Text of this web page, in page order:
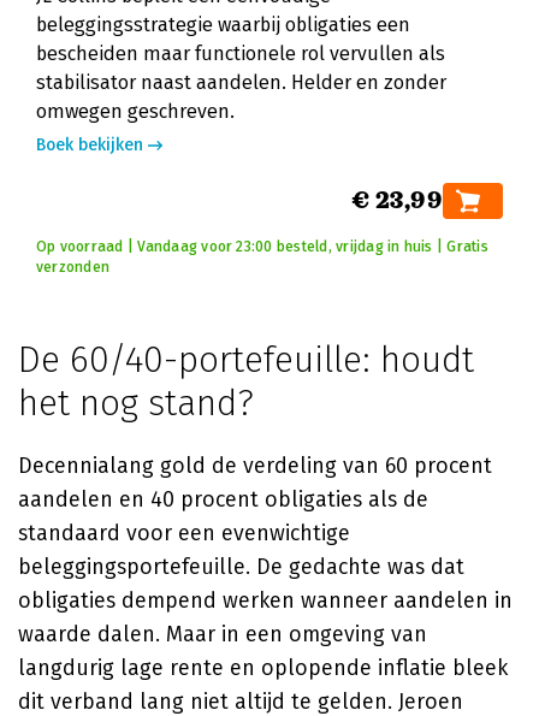
beleggingsstrategie waarbij obligaties een
bescheiden maar functionele rol vervullen als
stabilisator naast aandelen. Helder en zonder
omwegen geschreven.
Boek bekijken
€ 23,99
Op voorraad | Vandaag voor 23:00 besteld, vrijdag in huis | Gratis
verzonden
De 60/40-portefeuille: houdt
het nog stand?
Decennialang gold de verdeling van 60 procent
aandelen en 40 procent obligaties als de
standaard voor een evenwichtige
beleggingsportefeuille. De gedachte was dat
obligaties dempend werken wanneer aandelen in
waarde dalen. Maar in een omgeving van
langdurig lage rente en oplopende inflatie bleek
dit verband lang niet altijd te gelden. Jeroen